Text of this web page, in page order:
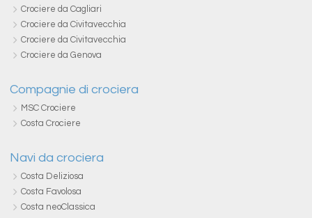
Crociere da Cagliari
Crociere da Civitavecchia
Crociere da Civitavecchia
Crociere da Genova
Compagnie di crociera
MSC Crociere
Costa Crociere
Navi da crociera
Costa Deliziosa
Costa Favolosa
Costa neoClassica